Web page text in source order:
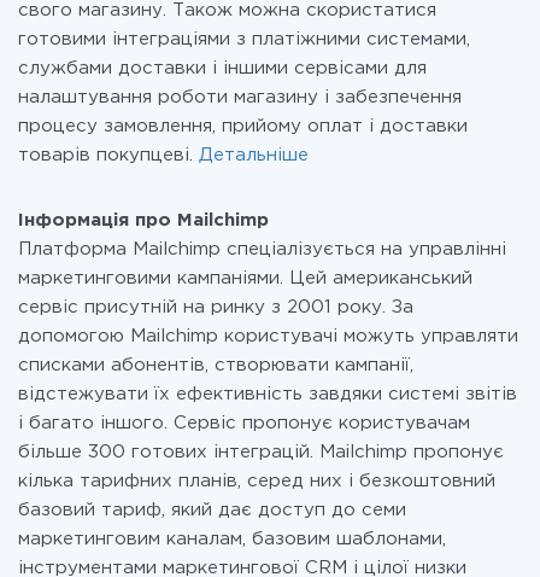
свого магазину. Також можна скористатися
готовими інтеграціями з платіжними системами,
службами доставки і іншими сервісами для
налаштування роботи магазину і забезпечення
процесу замовлення, прийому оплат і доставки
товарів покупцеві. Детальніше
Інформація про Mailchimp
Платформа Mailchimp спеціалізується на управлінні
маркетинговими кампаніями. Цей американський
сервіс присутній на ринку з 2001 року. За
допомогою Mailchimp користувачі можуть управляти
списками абонентів, створювати кампанії,
відстежувати їх ефективність завдяки системі звітів
і багато іншого. Сервіс пропонує користувачам
більше 300 готових інтеграцій. Mailchimp пропонує
кілька тарифних планів, серед них і безкоштовний
базовий тариф, який дає доступ до семи
маркетинговим каналам, базовим шаблонами,
інструментами маркетингової CRM і цілої низки